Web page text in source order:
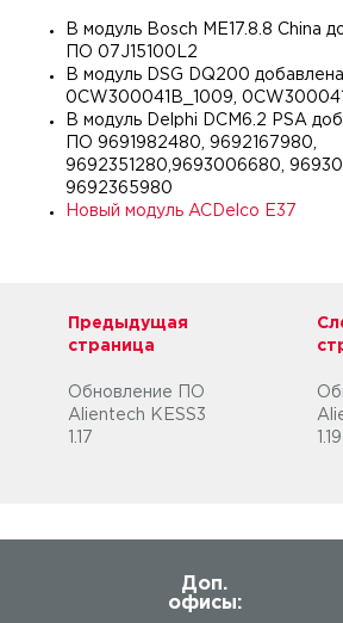
В модуль Bosch ME17.8.8 China
ПО 07J15100L2
В модуль DSG DQ200
0CW300041B_1009,
В модуль Delphi DCM6.2 PSA
ПО 9691982480, 9692167980,
9692351280,9693006680,
9692365980
Новый модуль ACDelco E37
Предыдущая
страница
Обновление ПО
Alientech KESS3
1.17
1.19
Доп.
офисы: